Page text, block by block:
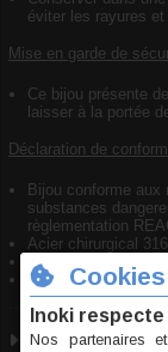
éviter les rayures
Mise en garde de
Ce bijou présente
laisser à la portée
Déclaration de
Bijou conforme
substances
règlementation
Acier chirurgical
Plaqué or 18k par
Pierre naturelle
Acier chirurgical